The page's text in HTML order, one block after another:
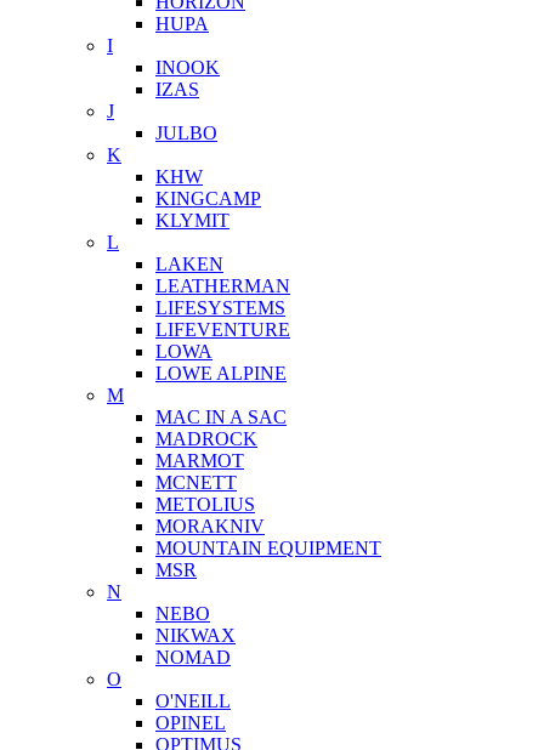
HUPA
I
INOOK
IZAS
J
JULBO
K
KHW
KINGCAMP
KLYMIT
L
LAKEN
LEATHERMAN
LIFESYSTEMS
LIFEVENTURE
LOWA
LOWE ALPINE
M
MAC IN A SAC
MADROCK
MARMOT
MCNETT
METOLIUS
MORAKNIV
MOUNTAIN EQUIPMENT
MSR
N
NEBO
NIKWAX
NOMAD
O
O'NEILL
OPINEL
OPTIMUS